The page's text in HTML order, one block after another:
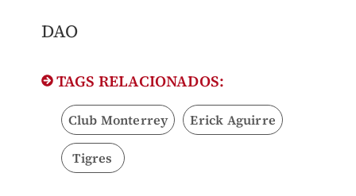
DAO
TAGS RELACIONADOS:
Club Monterrey Erick Aguirre
Tigres